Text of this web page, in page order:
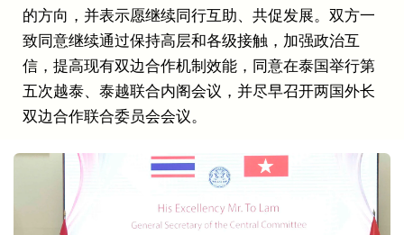
的方向，并表示愿继续同行互助、共促发展。双方一
致同意继续通过保持高层和各级接触，加强政治互
信，提高现有双边合作机制效能，同意在泰国举行第
五次越泰、泰越联合内阁会议，并尽早召开两国外长
双边合作联合委员会会议。